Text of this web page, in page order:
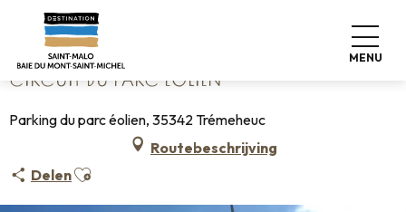
contenu
principal
MENU
Home Circuit du Parc Éolien
CIRCUIT DU PARC ÉOLIEN
Parking du parc éolien, 35342 Trémeheuc
Routebeschrijving
DelenAjouter aux favoris